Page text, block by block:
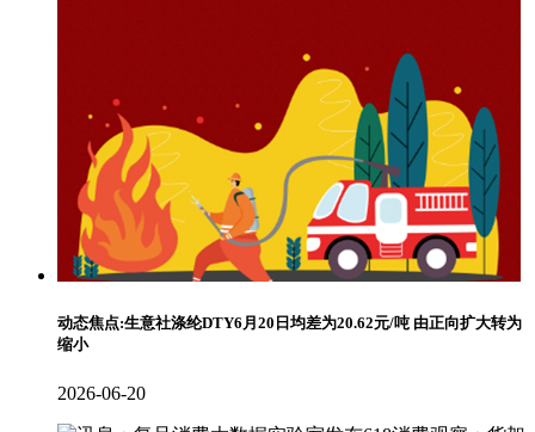
动态焦点:生意社涤纶DTY6月20日均差为20.62元/吨 由正向扩大转为
缩小
2026-06-20